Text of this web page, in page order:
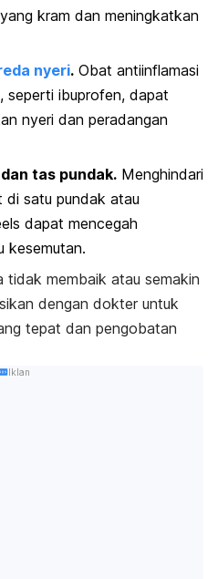
kram dan meningkatkan
nyeri. Obat antiinflamasi
seperti ibuprofen, dapat
nyeri dan peradangan
dan tas pundak. Menghindari
satu pundak atau
dapat mencegah
kesemutan.
membaik atau semakin
dengan dokter untuk
tepat dan pengobatan
Iklan